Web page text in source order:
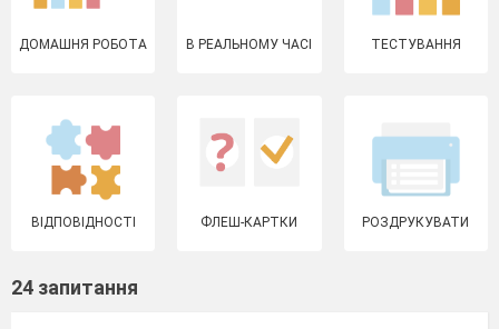
ДОМАШНЯ РОБОТА В РЕАЛЬНОМУ ЧАСІ ТЕСТУВАННЯ
ВІДПОВІДНОСТІ ФЛЕШ-КАРТКИ РОЗДРУКУВАТИ
24 запитання